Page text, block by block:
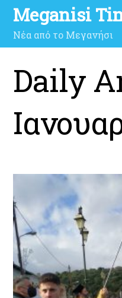
Meganisi
Νέα από το Μεγανήσι
Daily